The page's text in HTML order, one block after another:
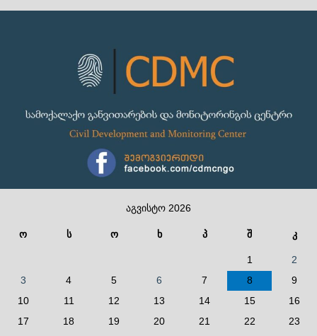
აგვისტო 2026
ო ს ო ხ პ შ კ
1
2
3
4 5 6 7 8
9
10
11 12 13 14 15
16
17
18 19 20 21 22 23